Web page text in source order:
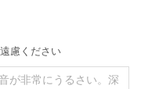
慮ください